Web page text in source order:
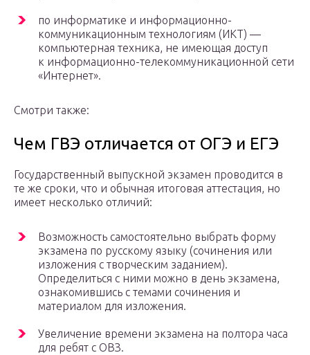
по информатике и информационно-
коммуникационным технологиям (ИКТ) —
компьютерная техника, не имеющая доступ
к информационно-телекоммуникационной сети
«Интернет».
Смотри также:
Чем ГВЭ отличается от ОГЭ и ЕГЭ
Государственный выпускной экзамен проводится в
те же сроки, что и обычная итоговая аттестация, но
имеет несколько отличий:
Возможность самостоятельно выбрать форму
экзамена по русскому языку (сочинения или
изложения с творческим заданием).
Определиться с ними можно в день экзамена,
ознакомившись с темами сочинения и
материалом для изложения.
Увеличение времени экзамена на полтора часа
для ребят с ОВЗ.